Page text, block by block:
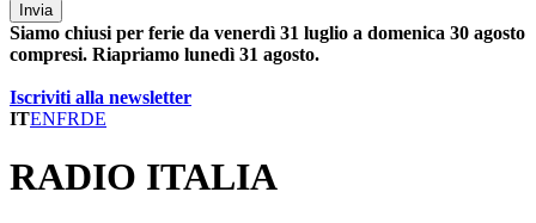
Invia
Siamo chiusi per ferie da venerdì 31 luglio a domenica 30 agosto
compresi. Riapriamo lunedì 31 agosto.
Iscriviti alla newsletter
ITENFRDE
RADIO ITALIA